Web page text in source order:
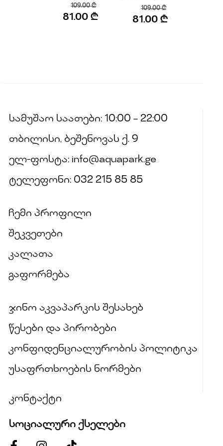
109.00₾
price
81.00 ₾Current
109.00₾
price
81.00₾Current
სამუშაო საათები: 10:00 – 22:00
თბილისი, ბეშენოვას ქ. 9
ელ-ფოსტა: info@aquapark.ge
ტელეფონი: 032 215 85 85
ჩემი პროფილი
შეკვეთები
კალათა
გაფორმება
ჯინო აკვაპარკის შესახებ
წესები და პირობები
კონფიდენციალურობის პოლიტიკა
უსაფრთხოების ნორმები
კონტაქტი
სოციალური ქსელები